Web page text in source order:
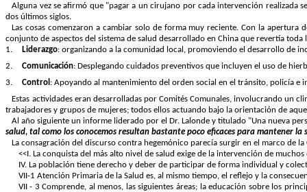
Alguna vez se afirmó que "pagar a un cirujano por cada intervención realizada
dos últimos siglos.
Las cosas comenzaron a cambiar solo de forma muy reciente. Con la
conjunto de aspectos del sistema de salud desarrollado en China que revertía
1.
Liderazgo: organizando a la comunidad local, promoviendo el desarrollo de
2.
Comunicación: Desplegando cuidados preventivos que incluyen el uso de
3.
Control : Apoyando al mantenimiento del orden social en el tránsito, policía e
Estas actividades eran desarrolladas por Comités Comunales, involucrando un
trabajadores y grupos de mujeres; todos ellos actuando bajo la orientación de
Al año siguiente un informe liderado por el Dr. Lalonde y titulado "Una nueva
salud, tal como los conocemos resultan bastante poco eficaces para mantener la
La consagración del discurso contra hegemónico parecía surgir en el marco de
<<I. La conquista del más alto nivel de salud exige de la intervención de
IV. La población tiene derecho y deber de participar de forma individual y
VII-1 Atención Primaria de la Salud es, al mismo tiempo, el reflejo y la
VII - 3 Comprende, al menos, las siguientes áreas; la educación sobre los